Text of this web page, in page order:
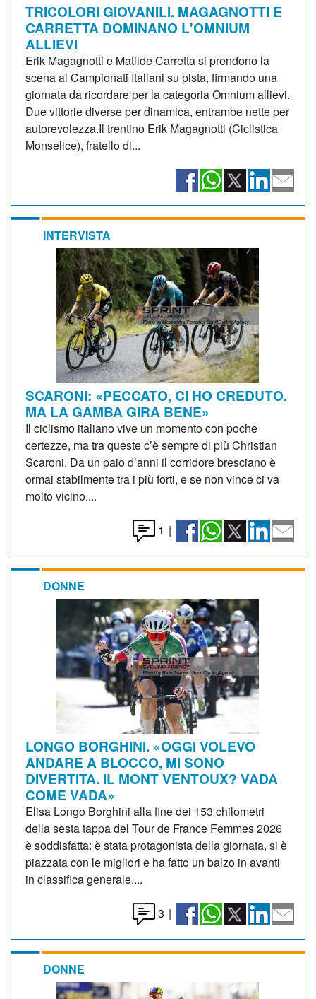
TRICOLORI GIOVANILI. MAGAGNOTTI E
CARRETTA DOMINANO L'OMNIUM
ALLIEVI
Erik Magagnotti e Matilde Carretta si prendono la
scena ai Campionati Italiani su pista, firmando una
giornata da ricordare per la categoria Omnium allievi.
Due vittorie diverse per dinamica, entrambe nette per
autorevolezza.Il trentino Erik Magagnotti (Ciclistica
Monselice), fratello di...
INTERVISTA
SCARONI: «PECCATO, CI HO CREDUTO.
MA LA GAMBA GIRA BENE»
Il ciclismo italiano vive un momento con poche
certezze, ma tra queste c’è sempre di più Christian
Scaroni. Da un paio d’anni il corridore bresciano è
ormai stabilmente tra i più forti, e se non vince ci va
molto vicino....
1 |
DONNE
LONGO BORGHINI. «OGGI VOLEVO
ANDARE A BLOCCO, MI SONO
DIVERTITA. IL MONT VENTOUX? VADA
COME VADA»
Elisa Longo Borghini alla fine dei 153 chilometri
della sesta tappa del Tour de France Femmes 2026
è soddisfatta: è stata protagonista della giornata, si è
piazzata con le migliori e ha fatto un balzo in avanti
in classifica generale....
3 |
DONNE